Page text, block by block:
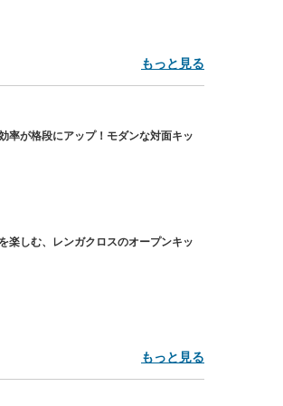
もっと見る
率が格段にアップ！モダンな対面キッ
楽しむ、レンガクロスのオープンキッ
もっと見る